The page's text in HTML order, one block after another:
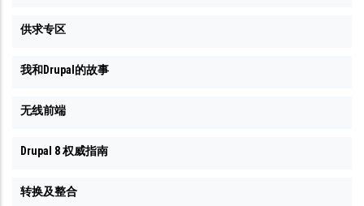
供求专区
我和Drupal的故事
无线前端
Drupal 8 权威指南
转换及整合